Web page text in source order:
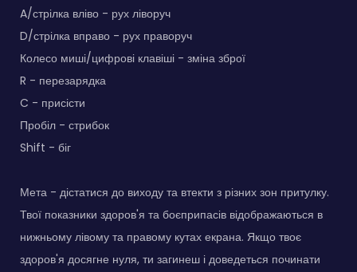
A/стрілка вліво - рух ліворуч
D/стрілка вправо - рух праворуч
Колесо миші/цифрові клавіші - зміна зброї
R - перезарядка
C - присісти
Пробіл - стрибок
Shift - біг
Мета - дістатися до виходу та втекти з різних зон притулку.
Твої показники здоров'я та боєприпасів відображаються в
нижньому лівому та правому кутах екрана. Якщо твоє
здоров'я досягне нуля, ти загинеш і доведеться починати